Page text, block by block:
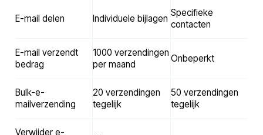
E-mail delen
E-mail verzendt
bedrag
Bulk-e-
mailverzending
Verwijder e-
Individuele bijlagen
1000 verzendingen
per maand
20 verzendingen
tegelijk
Specifieke
contacten
Onbeperkt
50 verzendingen
tegelijk